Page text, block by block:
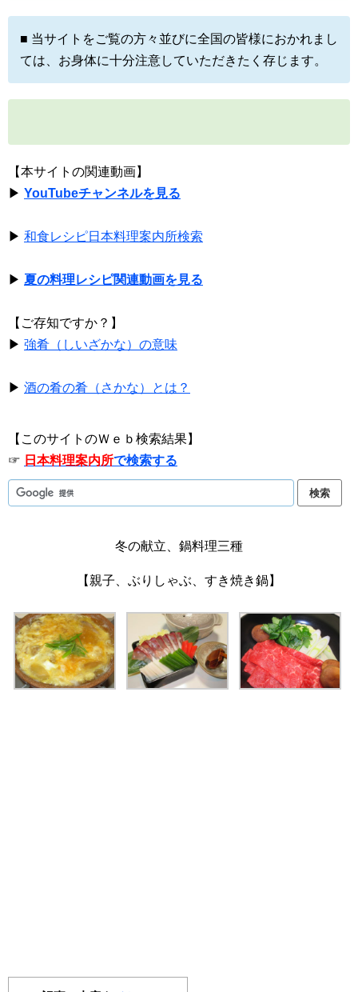
■ 当サイトをご覧の方々並びに全国の皆様におかれまし
ては、お身体に十分注意していただきたく存じます。
【本サイトの関連動画】
▶ YouTubeチャンネルを見る
▶ 和食レシピ日本料理案内所検索
▶ 夏の料理レシピ関連動画を見る
【ご存知ですか？】
▶ 強肴（しいざかな）の意味
▶ 酒の肴の肴（さかな）とは？
【このサイトのＷｅｂ検索結果】
☞ 日本料理案内所で検索する
冬の献立、鍋料理三種
【親子、ぶりしゃぶ、すき焼き鍋】